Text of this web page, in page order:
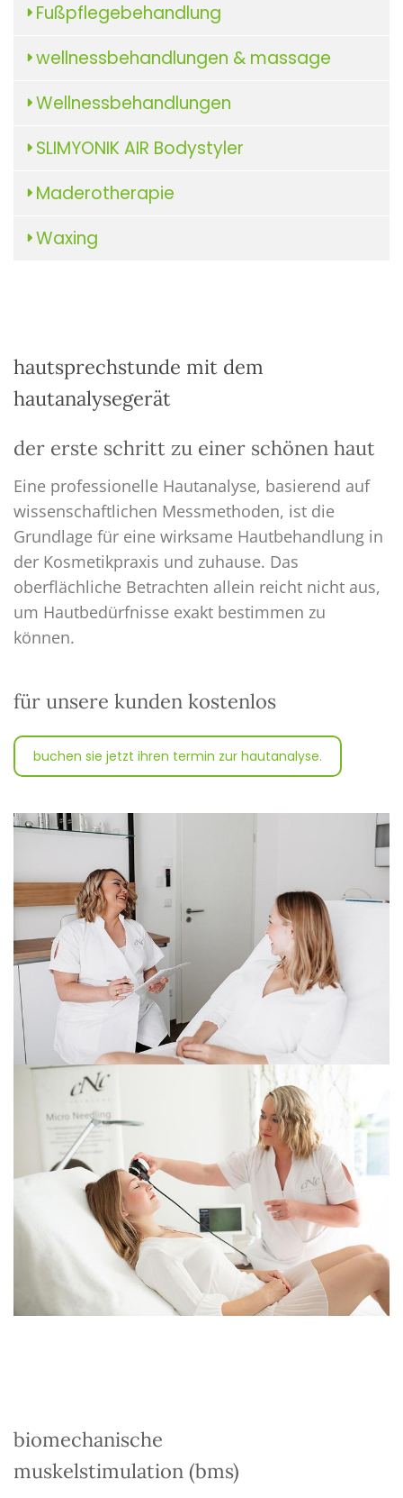
Fußpflegebehandlung
wellnessbehandlungen & massage
Wellnessbehandlungen
SLIMYONIK AIR Bodystyler
Maderotherapie
Waxing
hautsprechstunde mit dem
hautanalysegerät
der erste schritt zu einer schönen haut
Eine professionelle Hautanalyse, basierend auf
wissenschaftlichen Messmethoden, ist die
Grundlage für eine wirksame Hautbehandlung in
der Kosmetikpraxis und zuhause. Das
oberflächliche Betrachten allein reicht nicht aus,
um Hautbedürfnisse exakt bestimmen zu
können.
für unsere kunden kostenlos
buchen sie jetzt ihren termin zur hautanalyse.
biomechanische
muskelstimulation (bms)